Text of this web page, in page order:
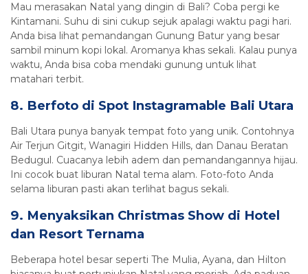
Mau merasakan Natal yang dingin di Bali? Coba pergi ke
Kintamani. Suhu di sini cukup sejuk apalagi waktu pagi hari.
Anda bisa lihat pemandangan Gunung Batur yang besar
sambil minum kopi lokal. Aromanya khas sekali. Kalau punya
waktu, Anda bisa coba mendaki gunung untuk lihat
matahari terbit.
8. Berfoto di Spot Instagramable Bali Utara
Bali Utara punya banyak tempat foto yang unik. Contohnya
Air Terjun Gitgit, Wanagiri Hidden Hills, dan Danau Beratan
Bedugul. Cuacanya lebih adem dan pemandangannya hijau.
Ini cocok buat liburan Natal tema alam. Foto-foto Anda
selama liburan pasti akan terlihat bagus sekali.
9. Menyaksikan Christmas Show di Hotel
dan Resort Ternama
Beberapa hotel besar seperti The Mulia, Ayana, dan Hilton